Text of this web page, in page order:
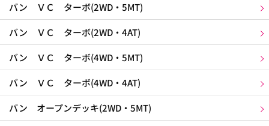
バン ＶＣ ターボ(2WD・5MT)
バン ＶＣ ターボ(2WD・4AT)
バン ＶＣ ターボ(4WD・5MT)
バン ＶＣ ターボ(4WD・4AT)
バン オープンデッキ(2WD・5MT)